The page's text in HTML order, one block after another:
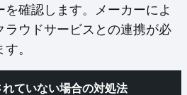
を確認します。メーカーによ
ラウドサービスとの連携が必
。
ていない場合の対処法